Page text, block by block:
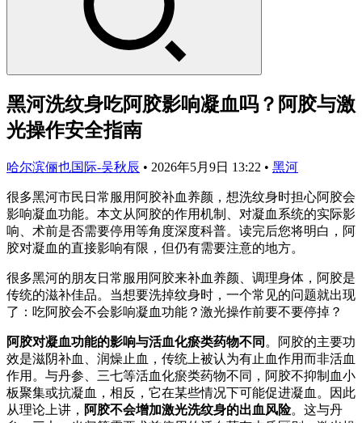
黑河洗纹身吃阿胶影响凝血吗？阿胶与激
光操作安全指南
哈尔滨俪也国际-吴秋辰 • 2026年5月9日 13:22 • 黑河
很多黑河市民日常服用阿胶补血养颜，想洗纹身时担心阿胶会
影响凝血功能。本文从阿胶的作用机制、对凝血系统的实际影
响、术前是否需要停用等角度深度科普。读完后您将明白，阿
胶对凝血的直接影响有限，但仍有需要注意的地方。
很多黑河的朋友日常服用阿胶来补血养颜、调理身体，阿胶是
传统的滋补佳品。当想要洗掉纹身时，一个常见的问题就出现
了：吃阿胶会不会影响凝血功能？激光操作前要不要停掉？
阿胶对凝血功能的影响与活血化瘀类药物不同 。阿胶的主要功
效是滋阴补血、润燥止血，传统上被认为有止血作用而非活血
作用。与丹参、三七等活血化瘀类药物不同，阿胶不抑制血小
板聚集或抗凝血，相反，它在某些情况下可能促进凝血。因此
从理论上讲， 阿胶不会增加激光洗纹身的出血风险。这与丹